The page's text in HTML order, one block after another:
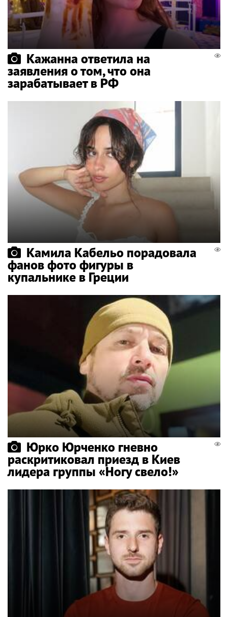
Кажанна ответила на
заявления о том, что она
зарабатывает в РФ
Камила Кабельо порадовала
фанов фото фигуры в
купальнике в Греции
Юрко Юрченко гневно
раскритиковал приезд в Киев
лидера группы «Ногу свело!»